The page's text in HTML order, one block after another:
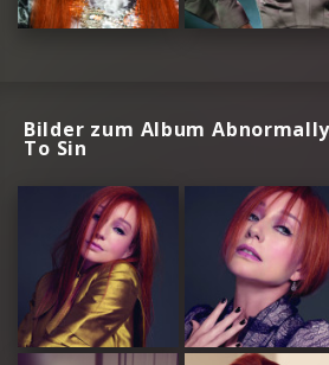
Bilder zum Album
To Sin